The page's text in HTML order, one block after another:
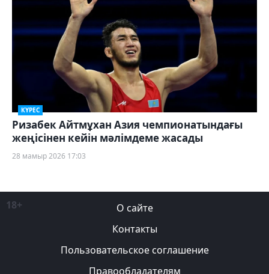
КҮРЕС
Ризабек Айтмұхан Азия чемпионатындағы
жеңісінен кейін мәлімдеме жасады
28 мамыр 2026 17:03
18+
О сайте
Контакты
Пользовательское соглашение
Правообладателям